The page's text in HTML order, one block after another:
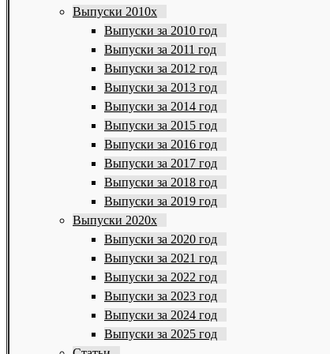
Выпуски 2010х
Выпуски за 2010 год
Выпуски за 2011 год
Выпуски за 2012 год
Выпуски за 2013 год
Выпуски за 2014 год
Выпуски за 2015 год
Выпуски за 2016 год
Выпуски за 2017 год
Выпуски за 2018 год
Выпуски за 2019 год
Выпуски 2020х
Выпуски за 2020 год
Выпуски за 2021 год
Выпуски за 2022 год
Выпуски за 2023 год
Выпуски за 2024 год
Выпуски за 2025 год